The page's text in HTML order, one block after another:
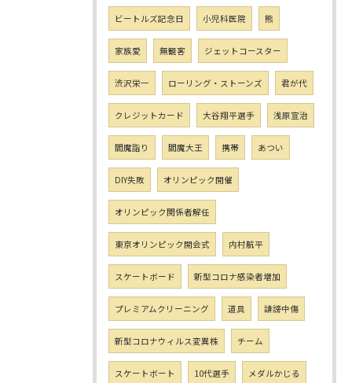
ビートルズ記念日 小児科医院 熊
家族愛 無観客 ジェットコースター
渋沢栄一 ローリング・ストーンズ 君が代
クレジットカード 大谷翔平選手 浅原宣治
閻魔詣り 閻魔大王 携帯 あつい
DIY失敗 オリンピック開催
オリンピック関係者解任
東京オリンピック開会式 内村航平
スケートボード 新型コロナ感染者増加
プレミアムクリーニング 道具 誹謗中傷
新型コロナウィルス変異株 チーム
スケートボート 10代選手 メダルかじる